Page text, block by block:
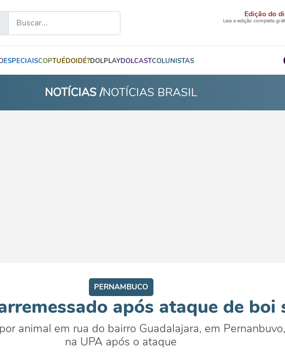
Edição do
Leia a edição completa
ESPECIAISCOPTUÉDOIDÉ?DOLPLAYDOLCASTCOLUNISTAS
NOTÍCIAS /NOTÍCIAS BRASIL
PERNAMBUCO
após ataque de boi
animal em rua do bairro Guadalajara, em
na UPA após o ataque